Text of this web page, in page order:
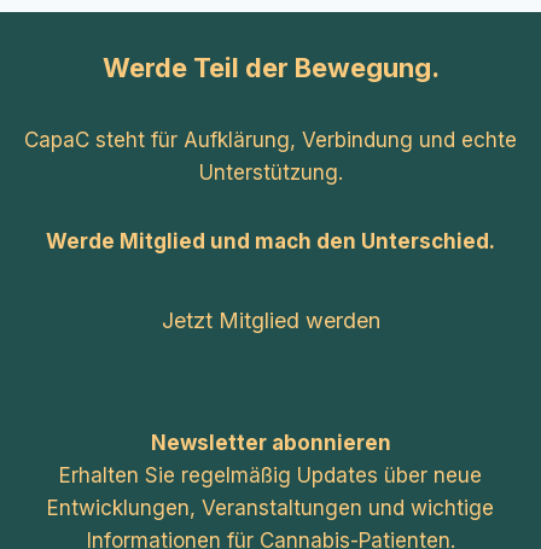
Werde Teil der Bewegung.
CapaC steht für Aufklärung, Verbindung und echte
Unterstützung.
Werde Mitglied und mach den Unterschied.
Jetzt Mitglied werden
Newsletter abonnieren
Erhalten Sie regelmäßig Updates über neue
Entwicklungen, Veranstaltungen und wichtige
Informationen für Cannabis-Patienten.